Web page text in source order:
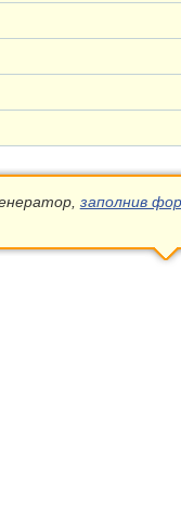
заполнив